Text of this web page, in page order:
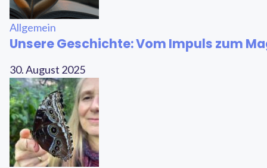
Allgemein
Unsere Geschichte: Vom Impuls zum
30. August 2025